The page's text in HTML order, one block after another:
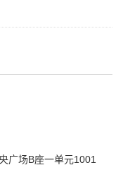
广场B座一单元1001